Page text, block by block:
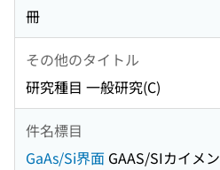
冊
その他のタイトル
研究種目 一般研究(C)
件名標目
GaAs/Si界面 GAAS/SIカイメン